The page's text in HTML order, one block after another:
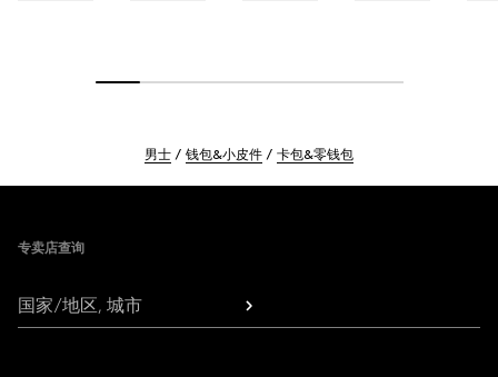
男士 钱包&小皮件 卡包&零钱包
专卖店查询
国家/地区, 城市